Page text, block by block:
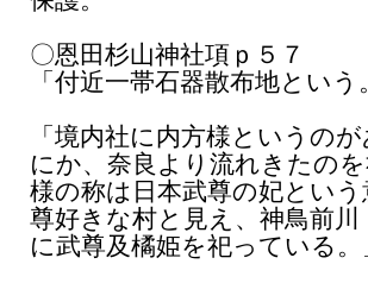
〇恩田杉山神社項ｐ５７
「付近一帯石器散布地という
「境内社に内方様というの
にか、奈良より流れきたの
様の称は日本武尊の妃とい
尊好きな村と見え、神鳥前
に武尊及橘姫を祀っている。